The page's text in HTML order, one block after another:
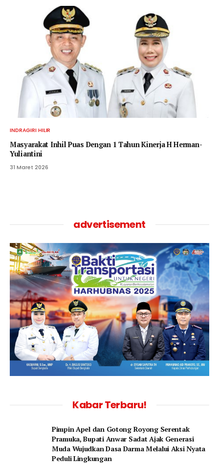
INDRAGIRI HILIR
Masyarakat Inhil Puas Dengan 1 Tahun Kinerja H Herman-
Yuliantini
31 Maret 2026
advertisement
Kabar Terbaru!
Pimpin Apel dan Gotong Royong Serentak
Pramuka, Bupati Anwar Sadat Ajak Generasi
Muda Wujudkan Dasa Darma Melalui Aksi Nyata
Peduli Lingkungan